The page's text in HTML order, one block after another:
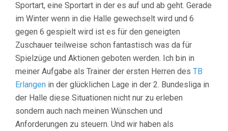
Sportart, eine Sportart in der es auf und ab geht. Gerade
im Winter wenn in die Halle gewechselt wird und 6
gegen 6 gespielt wird ist es für den geneigten
Zuschauer teilweise schon fantastisch was da für
Spielzüge und Aktionen geboten werden. Ich bin in
meiner Aufgabe als Trainer der ersten Herren des TB
Erlangen in der glücklichen Lage in der 2. Bundesliga in
der Halle diese Situationen nicht nur zu erleben
sondern auch nach meinen Wünschen und
Anforderungen zu steuern. Und wir haben als